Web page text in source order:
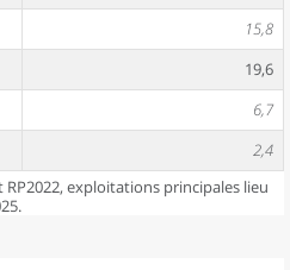
15,8
19,6
6,7
2,4
RP2022, exploitations principales lieu